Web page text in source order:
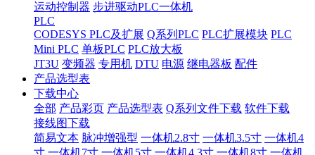
运动控制器 步进驱动PLC一体机
PLC
CODESYS PLC及扩展 Q系列PLC PLC扩展模块 PLC
Mini PLC 单板PLC PLC放大板
JT3U 变频器 专用机 DTU 电源 继电器板 配件
产品选型表
下载中心
全部 产品彩页 产品选型表 Q系列文件下载 软件下载
接线图下载
简易文本 脉冲增强型 一体机2.8寸 一体机3.5寸 一体机4
寸 一体机7寸 一体机5寸 一体机4.3寸 一体机8寸 一体机